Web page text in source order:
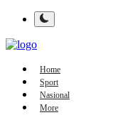
Home
Sport
Nasional
More